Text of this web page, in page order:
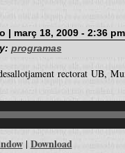
| març 18, 2009 - 2:36 pm
programas
rectorat UB,
| Download